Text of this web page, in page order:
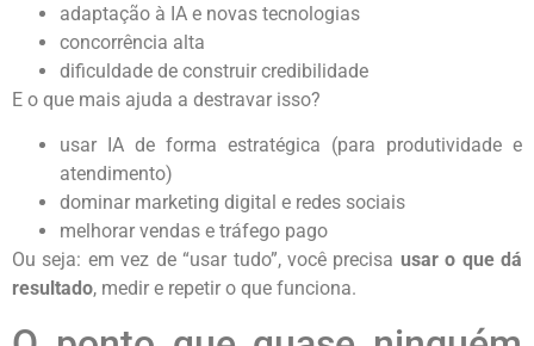
adaptação à IA e novas tecnologias
concorrência alta
dificuldade de construir credibilidade
E o que mais ajuda a destravar isso?
usar IA de forma estratégica (para produtividade e
atendimento)
dominar marketing digital e redes sociais
melhorar vendas e tráfego pago
Ou seja: em vez de “usar tudo”, você precisa usar o que dá
resultado, medir e repetir o que funciona.